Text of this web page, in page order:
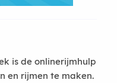
is de onlinerijmhulp
en rijmen te maken.